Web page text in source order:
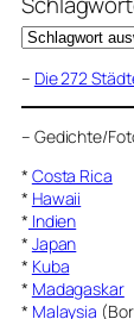
– Die 272
– Gedichte/
* Costa Rica
* Hawaii
* Indien
* Japan
* Kuba
* Madagaskar
* Malaysia